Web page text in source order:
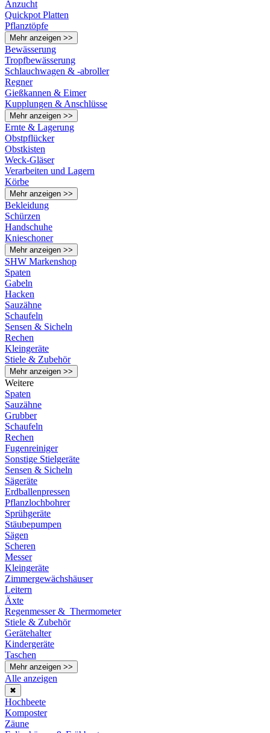
Anzucht
Quickpot Platten
Pflanztöpfe
Mehr anzeigen >>
Bewässerung
Tropfbewässerung
Schlauchwagen & -abroller
Regner
Gießkannen & Eimer
Kupplungen & Anschlüsse
Mehr anzeigen >>
Ernte & Lagerung
Obstpflücker
Obstkisten
Weck-Gläser
Verarbeiten und Lagern
Körbe
Mehr anzeigen >>
Bekleidung
Schürzen
Handschuhe
Knieschoner
Mehr anzeigen >>
SHW Markenshop
Spaten
Gabeln
Hacken
Sauzähne
Schaufeln
Sensen & Sicheln
Rechen
Kleingeräte
Stiele & Zubehör
Mehr anzeigen >>
Weitere
Spaten
Sauzähne
Grubber
Schaufeln
Rechen
Fugenreiniger
Sonstige Stielgeräte
Sensen & Sicheln
Sägeräte
Erdballenpressen
Pflanzlochbohrer
Sprühgeräte
Stäubepumpen
Sägen
Scheren
Messer
Kleingeräte
Zimmergewächshäuser
Leitern
Äxte
Regenmesser & Thermometer
Stiele & Zubehör
Gerätehalter
Kindergeräte
Taschen
Mehr anzeigen >>
Alle anzeigen
✖
Hochbeete
Komposter
Zäune